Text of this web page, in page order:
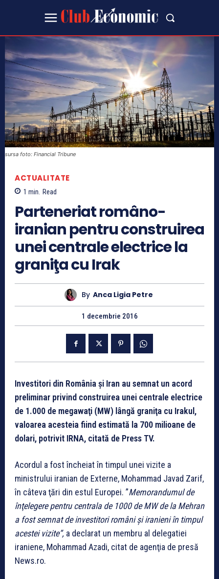
sursa foto: Financial Tribune
ACTUALITATE
1 min. Read
Parteneriat româno-
iranian pentru construirea
unei centrale electrice la
graniţa cu Irak
By Anca Ligia Petre
1 decembrie 2016
Investitori din România şi Iran au semnat un acord
preliminar privind construirea unei centrale electrice
de 1.000 de megawaţi (MW) lângă graniţa cu Irakul,
valoarea acesteia fiind estimată la 700 milioane de
dolari, potrivit IRNA, citată de Press TV.
Acordul a fost încheiat în timpul unei vizite a
ministrului iranian de Externe, Mohammad Javad Zarif,
în câteva ţări din estul Europei. ”Memorandumul de
înţelegere pentru centrala de 1000 de MW de la Mehran
a fost semnat de investitori români şi iranieni în timpul
acestei vizite”, a declarat un membru al delegatiei
iraniene, Mohammad Azadi, citat de agenţia de presă
News.ro.